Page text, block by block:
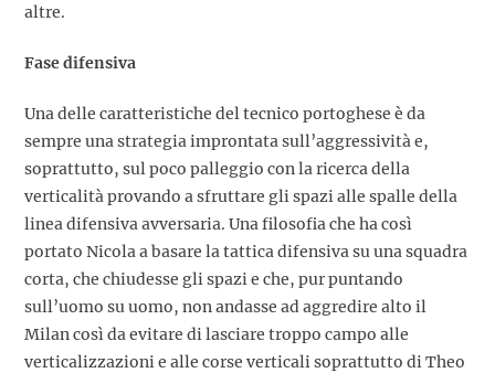
altre.
Fase difensiva
Una delle caratteristiche del tecnico portoghese è da
sempre una strategia improntata sull’aggressività e,
soprattutto, sul poco palleggio con la ricerca della
verticalità provando a sfruttare gli spazi alle spalle della
linea difensiva avversaria. Una filosofia che ha così
portato Nicola a basare la tattica difensiva su una squadra
corta, che chiudesse gli spazi e che, pur puntando
sull’uomo su uomo, non andasse ad aggredire alto il
Milan così da evitare di lasciare troppo campo alle
verticalizzazioni e alle corse verticali soprattutto di Theo